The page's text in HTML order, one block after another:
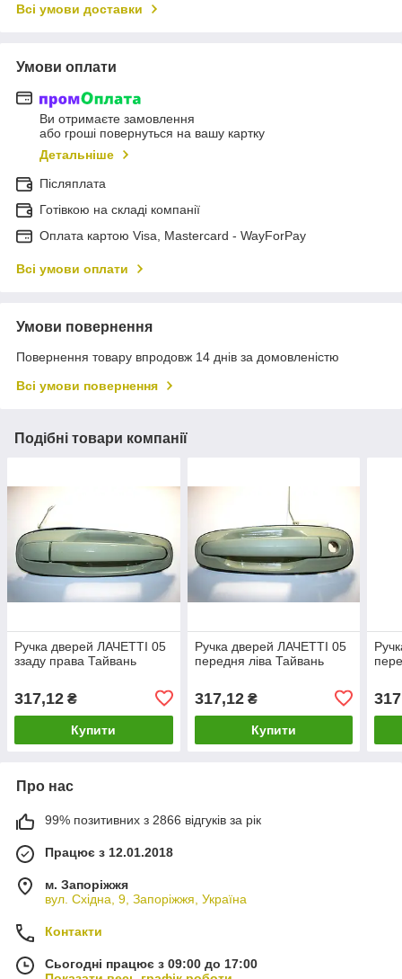
Всі умови доставки
Умови оплати
Ви отримаєте замовлення
або гроші повернуться на вашу картку
Детальніше
Післяплата
Готівкою на складі компанії
Оплата картою Visa, Mastercard - WayForPay
Всі умови оплати
Умови повернення
Повернення товару впродовж 14 днів за домовленістю
Всі умови повернення
Подібні товари компанії
Ручка дверей ЛАЧЕТТІ 05
ззаду права Тайвань
317,12 ₴
Купити
Ручка дверей ЛАЧЕТТІ 05
передня ліва Тайвань
317,12₴
Купити
Про нас
99% позитивних з 2866 відгуків за рік
Працює з 12.01.2018
м. Запоріжжя
вул. Східна, 9, Запоріжжя, Україна
Контакти
Сьогодні працює з 09:00 до 17:00